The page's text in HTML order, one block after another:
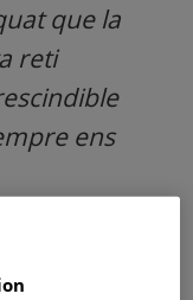
que la
reti
ens